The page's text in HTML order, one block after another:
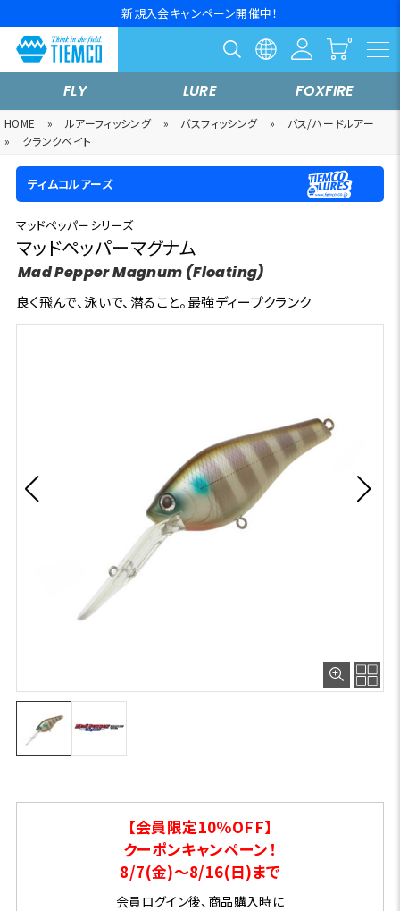
新規入会キャンペーン開催中！
FLY LURE FOXFIRE
HOME » ルアーフィッシング » バスフィッシング »
バス/ハードルアー
»
クランクベイト
ティムコルアーズ
マッドペッパーシリーズ
マッドペッパーマグナム
Mad Pepper Magnum (Floating)
良く飛んで、泳いで、潜ること。最強ディープクランク
【会員限定10％OFF】
クーポンキャンペーン！
8/7(金)～8/16(日)まで
会員ログイン後、商品購入時に